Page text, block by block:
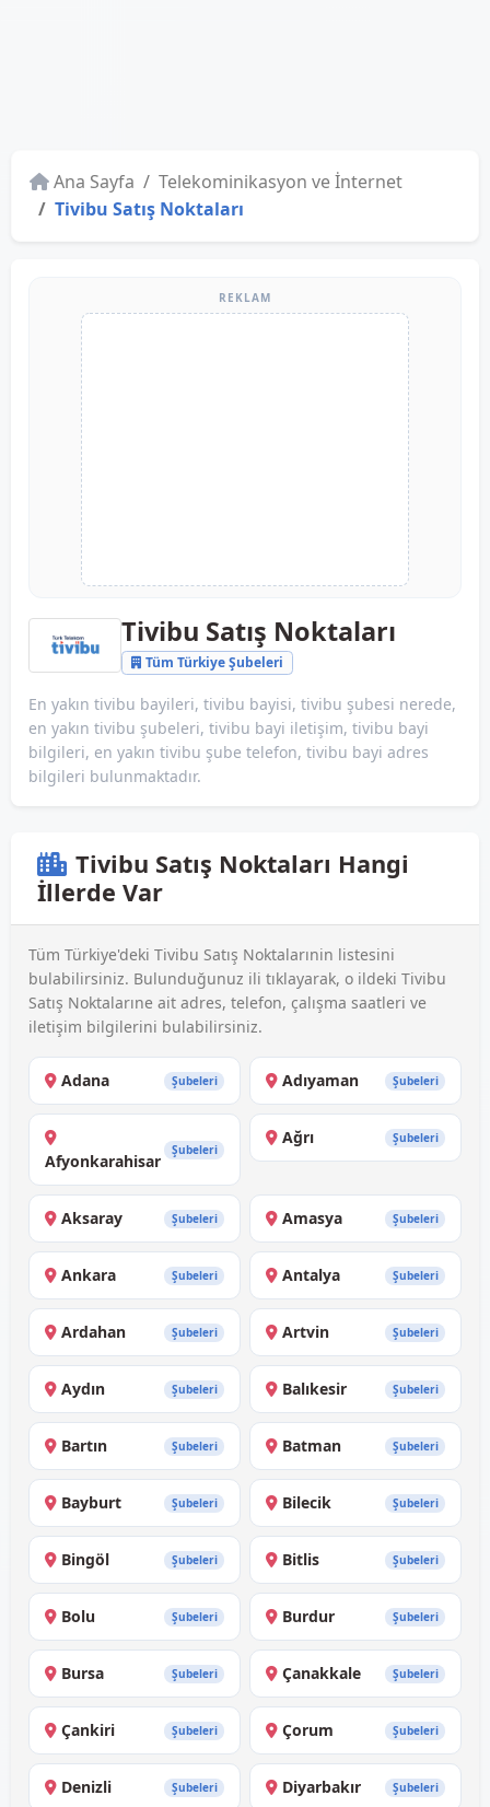
Ana Sayfa
Telekominikasyon ve İnternet
Tivibu Satış Noktaları
REKLAM
Tivibu Satış Noktaları
Tüm Türkiye Şubeleri
En yakın tivibu bayileri, tivibu bayisi, tivibu şubesi nerede,
en yakın tivibu şubeleri, tivibu bayi iletişim, tivibu bayi
bilgileri, en yakın tivibu şube telefon, tivibu bayi adres
bilgileri bulunmaktadır.
Tivibu Satış Noktaları Hangi
İllerde Var
Tüm Türkiye'deki Tivibu Satış Noktalarınin listesini
bulabilirsiniz. Bulunduğunuz ili tıklayarak, o ildeki Tivibu
Satış Noktalarıne ait adres, telefon, çalışma saatleri ve
iletişim bilgilerini bulabilirsiniz.
Adana Şubeleri Adıyaman Şubeleri
Afyonkarahisar
Şubeleri
Ağrı Şubeleri
Aksaray Şubeleri Amasya Şubeleri
Ankara Şubeleri Antalya Şubeleri
Ardahan Şubeleri Artvin Şubeleri
Aydın Şubeleri Balıkesir Şubeleri
Bartın Şubeleri Batman Şubeleri
Bayburt Şubeleri Bilecik Şubeleri
Bingöl Şubeleri Bitlis Şubeleri
Bolu Şubeleri Burdur Şubeleri
Bursa Şubeleri Çanakkale Şubeleri
Çankiri Şubeleri Çorum Şubeleri
Denizli Şubeleri Diyarbakır Şubeleri